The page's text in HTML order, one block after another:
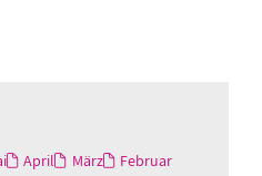
April März
Februar